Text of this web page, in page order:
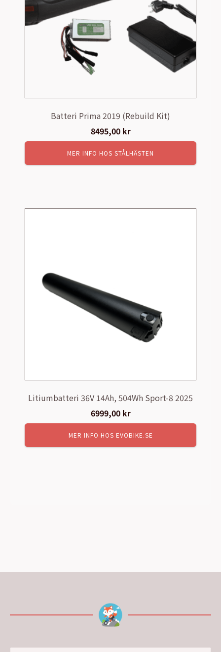
Batteri Prima 2019 (Rebuild Kit)
8495,00 kr
MER INFO HOS STÅLHÄSTEN
Litiumbatteri 36V 14Ah, 504Wh Sport-8 2025
6999,00 kr
MER INFO HOS EVOBIKE.SE